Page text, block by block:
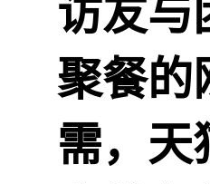
访友与
聚餐的
需，天